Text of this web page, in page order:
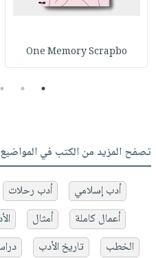
One Memory Scrapbo
1
2
3
تصفح المزيد من الكتب في المواضيع
أدب إسلامي أدب رحلات
أعمال كاملة
أمثال
الخطب
تاريخ الأدب